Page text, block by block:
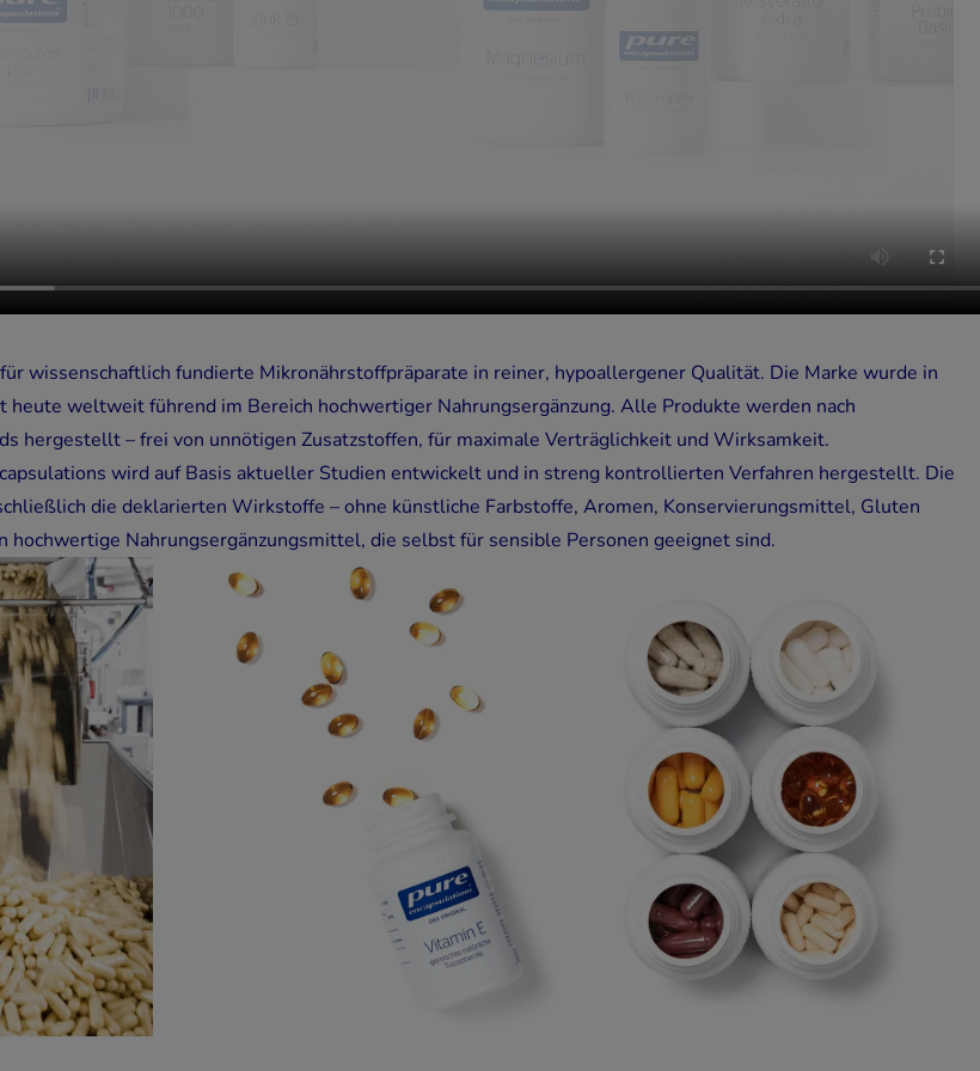
wissenschaftlich fundierte Mikronährstoffpräparate in reiner, hypoallergener Qualität. Die Marke wurde in
heute weltweit führend im Bereich hochwertiger Nahrungsergänzung. Alle Produkte werden nach
hergestellt – frei von unnötigen Zusatzstoffen, für maximale Verträglichkeit und Wirksamkeit.
wird auf Basis aktueller Studien entwickelt und in streng kontrollierten Verfahren hergestellt. Die
die deklarierten Wirkstoffe – ohne künstliche Farbstoffe, Aromen, Konservierungsmittel, Gluten
hochwertige Nahrungsergänzungsmittel, die selbst für sensible Personen geeignet sind.